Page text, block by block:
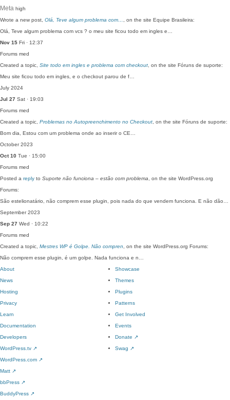
Meta high
Wrote a new post, Olá, Teve algum problema com…
, on the site Equipe Brasileira:
Olá, Teve algum problema com vcs ? o meu site ficou todo em ingles e…
Nov 15 Fri · 12:37
Forums med
Created a topic, Site todo em ingles e problema com checkout , on the site Fóruns de suporte:
Meu site ficou todo em ingles, e o checkout parou de f…
July 2024
Jul 27 Sat · 19:03
Forums med
Created a topic, Problemas no Autopreenchimento no Checkout , on the site Fóruns de suporte:
Bom dia, Estou com um problema onde ao inserir o CE…
October 2023
Oct 10 Tue · 15:00
Forums med
Posted a reply to Suporte não funciona – estão com problema , on the site WordPress.org
Forums:
São estelionatário, não comprem esse plugin, pois nada do que vendem funciona. E não dão…
September 2023
Sep 27 Wed · 10:22
Forums med
Created a topic, Mestres WP é Golpe. Não compren , on the site WordPress.org Forums:
Não comprem esse plugin, é um golpe. Nada funciona e n…
About
News
Hosting
Privacy
Showcase
Themes
Plugins
Patterns
Learn
Documentation
Developers
WordPress.tv ↗
Get Involved
Events
Donate ↗
Swag ↗
WordPress.com ↗
Matt ↗
bbPress ↗
BuddyPress ↗